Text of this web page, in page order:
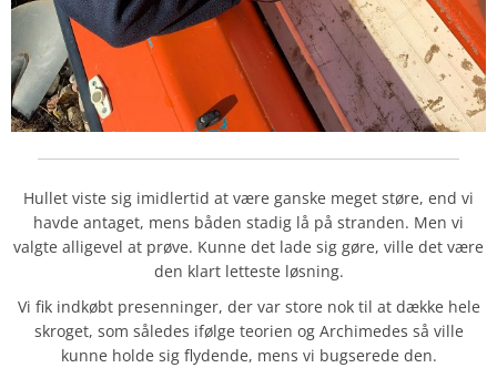
Hullet viste sig imidlertid at være ganske meget støre, end vi
havde antaget, mens båden stadig lå på stranden. Men vi
valgte alligevel at prøve. Kunne det lade sig gøre, ville det være
den klart letteste løsning.
Vi fik indkøbt presenninger, der var store nok til at dække hele
skroget, som således ifølge teorien og Archimedes så ville
kunne holde sig flydende, mens vi bugserede den.